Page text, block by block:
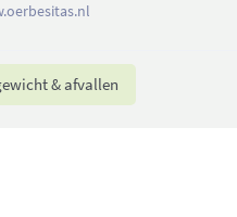
& afvallen